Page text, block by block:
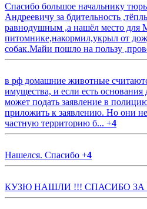
Спасибо большое начальнику
Андреевичу за бдительность
равнодушным ,а нашёл место для
питомнике,накормил,укрыл от
собак.Майи пошло на пользу
в рф домашние животные
имущества, и если есть основания
может подать заявление в
приложить к заявлению. Но они
частную территорию б... +4
Нашелся. Спасибо +4
КУЗЮ НАШЛИ !!! СПАСИБО